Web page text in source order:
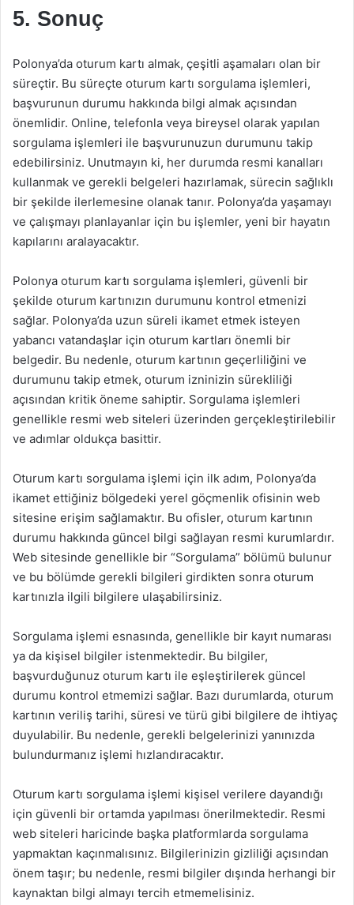
5. Sonuç
Polonya’da oturum kartı almak, çeşitli aşamaları olan bir
süreçtir. Bu süreçte oturum kartı sorgulama işlemleri,
başvurunun durumu hakkında bilgi almak açısından
önemlidir. Online, telefonla veya bireysel olarak yapılan
sorgulama işlemleri ile başvurunuzun durumunu takip
edebilirsiniz. Unutmayın ki, her durumda resmi kanalları
kullanmak ve gerekli belgeleri hazırlamak, sürecin sağlıklı
bir şekilde ilerlemesine olanak tanır. Polonya’da yaşamayı
ve çalışmayı planlayanlar için bu işlemler, yeni bir hayatın
kapılarını aralayacaktır.
Polonya oturum kartı sorgulama işlemleri, güvenli bir
şekilde oturum kartınızın durumunu kontrol etmenizi
sağlar. Polonya’da uzun süreli ikamet etmek isteyen
yabancı vatandaşlar için oturum kartları önemli bir
belgedir. Bu nedenle, oturum kartının geçerliliğini ve
durumunu takip etmek, oturum izninizin sürekliliği
açısından kritik öneme sahiptir. Sorgulama işlemleri
genellikle resmi web siteleri üzerinden gerçekleştirilebilir
ve adımlar oldukça basittir.
Oturum kartı sorgulama işlemi için ilk adım, Polonya’da
ikamet ettiğiniz bölgedeki yerel göçmenlik ofisinin web
sitesine erişim sağlamaktır. Bu ofisler, oturum kartının
durumu hakkında güncel bilgi sağlayan resmi kurumlardır.
Web sitesinde genellikle bir “Sorgulama” bölümü bulunur
ve bu bölümde gerekli bilgileri girdikten sonra oturum
kartınızla ilgili bilgilere ulaşabilirsiniz.
Sorgulama işlemi esnasında, genellikle bir kayıt numarası
ya da kişisel bilgiler istenmektedir. Bu bilgiler,
başvurduğunuz oturum kartı ile eşleştirilerek güncel
durumu kontrol etmemizi sağlar. Bazı durumlarda, oturum
kartının veriliş tarihi, süresi ve türü gibi bilgilere de ihtiyaç
duyulabilir. Bu nedenle, gerekli belgelerinizi yanınızda
bulundurmanız işlemi hızlandıracaktır.
Oturum kartı sorgulama işlemi kişisel verilere dayandığı
için güvenli bir ortamda yapılması önerilmektedir. Resmi
web siteleri haricinde başka platformlarda sorgulama
yapmaktan kaçınmalısınız. Bilgilerinizin gizliliği açısından
önem taşır; bu nedenle, resmi bilgiler dışında herhangi bir
kaynaktan bilgi almayı tercih etmemelisiniz.